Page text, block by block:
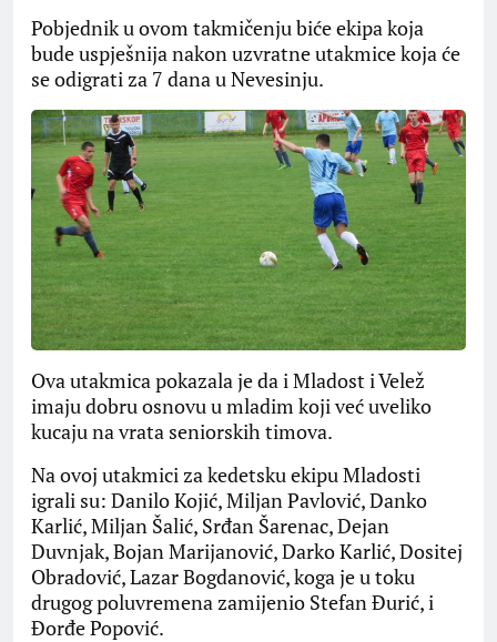
Pobjednik u ovom takmičenju biće ekipa koja
bude uspješnija nakon uzvratne utakmice koja će
se odigrati za 7 dana u Nevesinju.
Ova utakmica pokazala je da i Mladost i Velež
imaju dobru osnovu u mladim koji već uveliko
kucaju na vrata seniorskih timova.
Na ovoj utakmici za kedetsku ekipu Mladosti
igrali su: Danilo Kojić, Miljan Pavlović, Danko
Karlić, Miljan Šalić, Srđan Šarenac, Dejan
Duvnjak, Bojan Marijanović, Darko Karlić, Dositej
Obradović, Lazar Bogdanović, koga je u toku
drugog poluvremena zamijenio Stefan Đurić, i
Đorđe Popović.